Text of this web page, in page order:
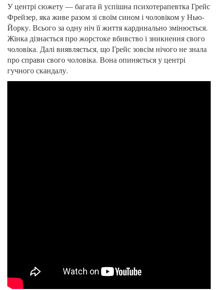
У центрі сюжету — багата й успішна психотерапевтка Грейс
Фрейзер, яка живе разом зі своїм сином і чоловіком у Нью-
Йорку. Всього за одну ніч її життя кардинально змінюється.
Жінка дізнається про жорстоке вбивство і зникнення свого
чоловіка. Далі виявляється, що Грейс зовсім нічого не знала
про справи свого чоловіка. Вона опиняється у центрі
гучного скандалу.